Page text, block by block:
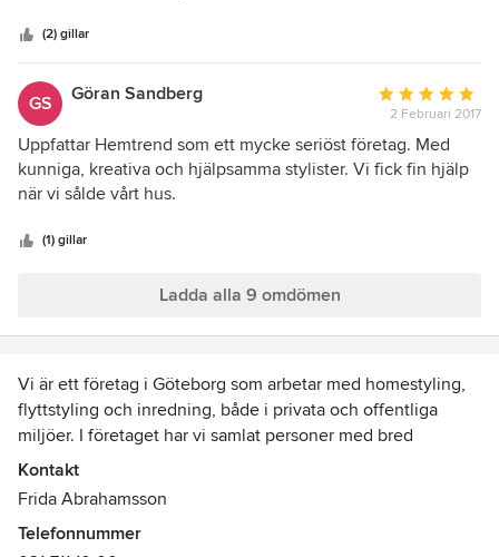
(2) gillar
GS Göran Sandberg
Genomsnittligt
omdöme:
5
av
2 Februari 2017
Uppfattar Hemtrend som ett mycke seriöst företag. Med
kunniga, kreativa och hjälpsamma stylister. Vi fick fin hjälp
när vi sålde vårt hus.
(1) gillar
Ladda alla 9 omdömen
Vi är ett företag i Göteborg som arbetar med homestyling,
flyttstyling och inredning, både i privata och offentliga
miljöer. I företaget har vi samlat personer med bred
kompetens inom inredning, färg, form, exponering och
design.
noga trender för att på bästa sätt kunna förbättra utseende
Kontakt
Frida Abrahamsson
Telefonnummer